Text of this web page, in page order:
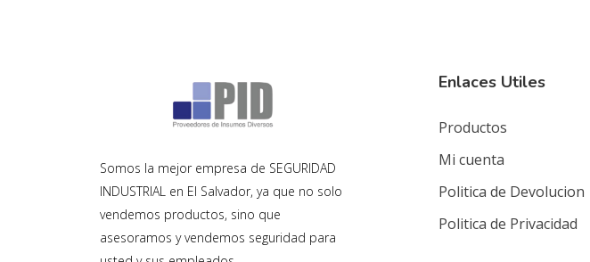
Somos la mejor empresa de SEGURIDAD
INDUSTRIAL en El Salvador, ya que no solo
vendemos productos, sino que
asesoramos y vendemos seguridad para
Enlaces Utiles
Productos
Mi cuenta
Politica de Devolucion
Politica de Privacidad